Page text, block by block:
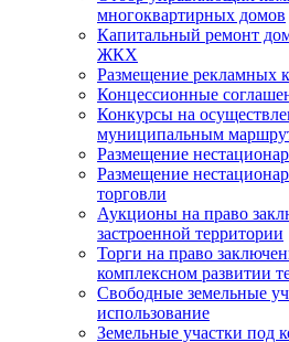
многоквартирных домов
Капитальный ремонт
ЖКХ
Размещение рекламных
Концессионные
Конкурсы на
муниципальным
Размещение
Размещение
торговли
Аукционы на право
застроенной территории
Торги на право
комплексном развитии
Свободные земельные
использование
Земельные участки под